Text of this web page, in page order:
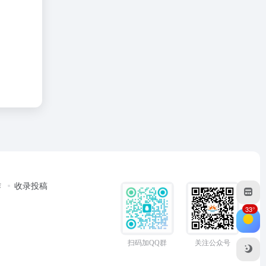
收录投稿
扫码加QQ群 关注公众号
33°